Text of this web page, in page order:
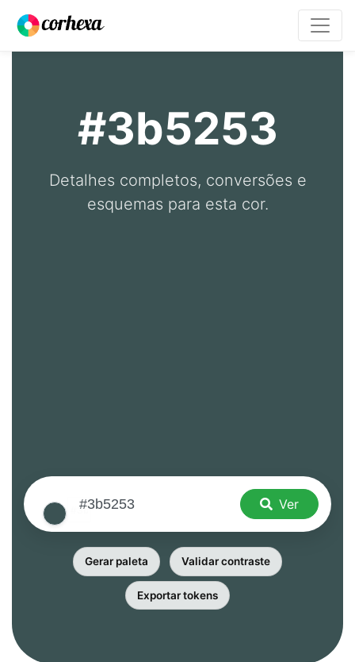
#3b5253
Detalhes completos, conversões e
esquemas para esta cor.
Ver
Gerar paleta Validar contraste
Exportar tokens